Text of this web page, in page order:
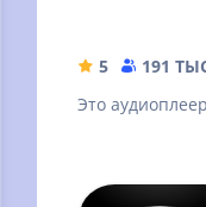
5 191
Это
Android